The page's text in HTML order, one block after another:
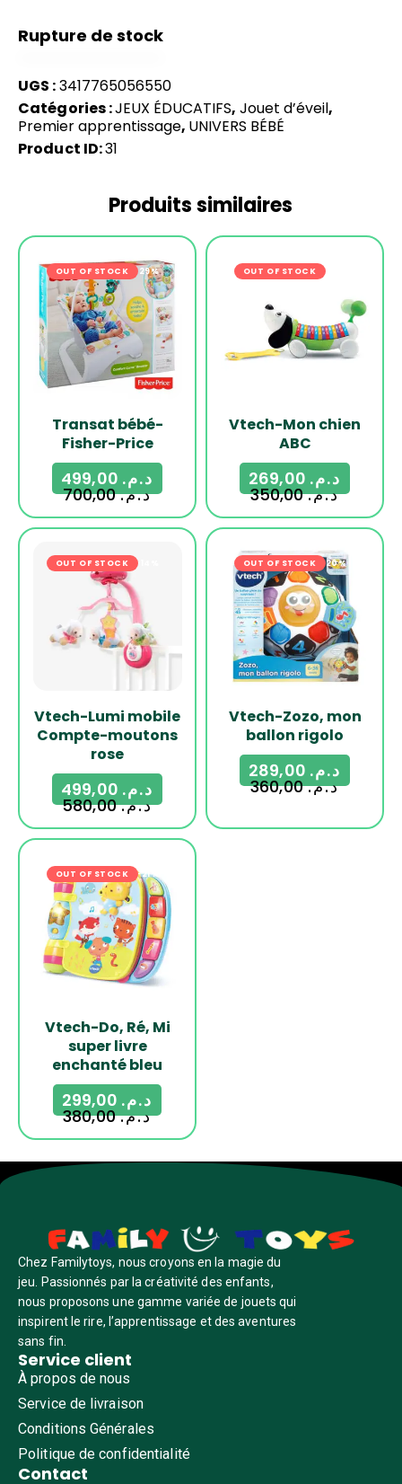
Rupture de stock
UGS :3417765056550
Catégories :JEUX ÉDUCATIFS, Jouet d’éveil,
Premier apprentissage, UNIVERS BÉBÉ
Product ID:31
Produits similaires
OUT OF STOCK -29%
Transat bébé-
Fisher-Price
د.م.700,00
د.م.
OUT OF STOCK -23%
Vtech-Mon chien
ABC
د.م.350,00
د.م.
OUT OF STOCK -14%
Vtech-Lumi mobile
Compte-moutons
rose
د.م.580,00
د.م.
OUT OF STOCK -20%
Vtech-Zozo, mon
ballon rigolo
د.م.360,00
د.م.
OUT OF STOCK -21%
Vtech-Do, Ré, Mi
super livre
enchanté bleu
د.م.380,00
د.م.
Chez Familytoys, nous croyons en la magie du
jeu. Passionnés par la créativité des enfants,
nous proposons une gamme variée de jouets qui
inspirent le rire, l’apprentissage et des aventures
sans fin.
Service client
À propos de nous
Service de livraison
Conditions Générales
Politique de confidentialité
Contact